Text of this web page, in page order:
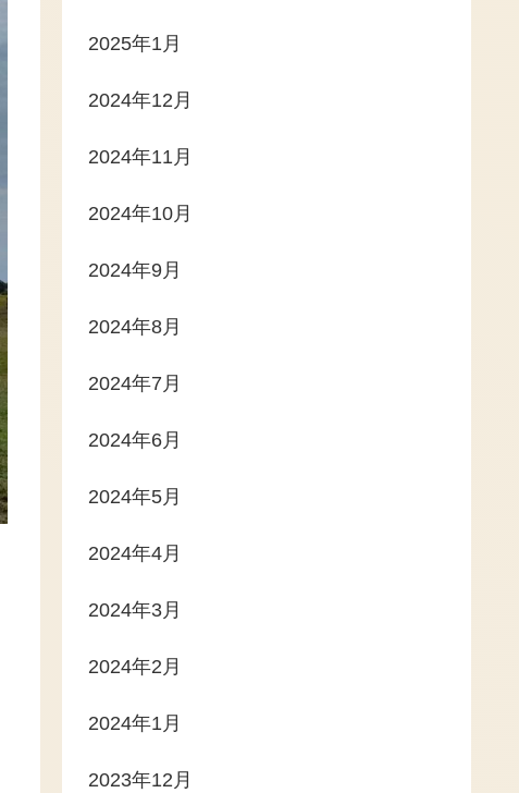
2025年1月
2024年12月
2024年11月
2024年10月
2024年9月
2024年8月
2024年7月
2024年6月
2024年5月
2024年4月
2024年3月
2024年2月
2024年1月
2023年12月